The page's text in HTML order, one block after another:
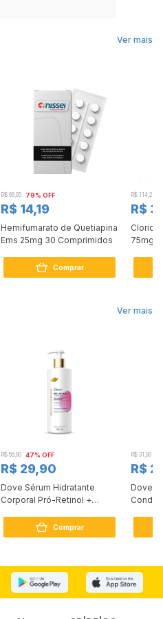
Ver mais
R$ 66,95 79% OFF
R$ 14,19
Hemifumarato de Quetiapina
Ems 25mg 30 Comprimidos
Comprar
R$ 114,24
R$
75mg
Ver mais
R$ 56,90 47% OFF
R$ 29,90
Dove Sérum Hidratante
Corporal Pró-Retinol +
Comprar
R$ 31,90
R$
Dove